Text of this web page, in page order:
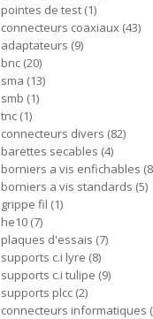
pointes de test 1
connecteurs coaxiaux 43
adaptateurs 9
bnc 20
sma 13
smb 1
tnc 1
connecteurs divers 82
barettes secables 4
borniers a vis enfichables 8
borniers a vis standards 5
grippe fil 1
he10 7
plaques d'essais 7
supports c.i lyre 8
supports c.i tulipe 9
supports plcc 2
connecteurs informatiques